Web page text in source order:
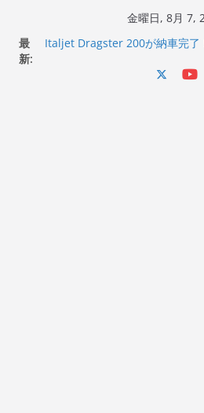
金曜日, 8月 7,
最
新:
Italjet Dragster 200のフロント
コーナリングが楽しくなった
マホホルダー付けて、ガラスコ